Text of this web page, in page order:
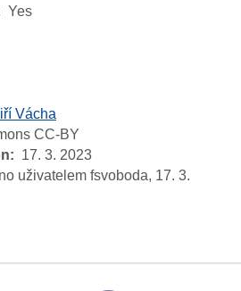
Yes
Vácha
CC-BY
17. 3. 2023
uživatelem fsvoboda, 17. 3.